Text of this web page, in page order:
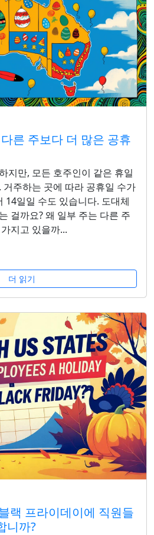
른 주보다 더 많은 공휴
지만, 모든 호주인이 같은 휴일
주하는 곳에 따라 공휴일 수가
14일일 수도 있습니다. 도대체
걸까요? 왜 일부 주는 다른 주
지고 있을까...
더 읽기
랙 프라이데이에 직원들
니까?